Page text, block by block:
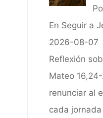
En Seguir a
2026-08-07
Reflexión
Mateo
renunciar al
cada